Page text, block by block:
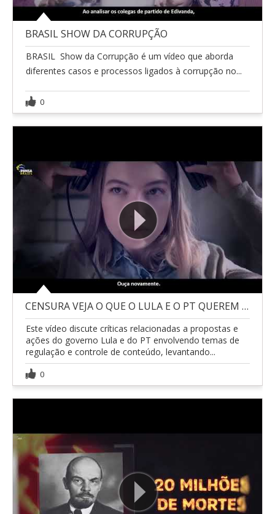
BRASIL SHOW DA CORRUPÇÃO
BRASIL  Show da Corrupção é um vídeo que aborda
diferentes casos e processos ligados à corrupção no...
0
CENSURA VEJA O QUE O LULA E O PT QUEREM FAZER COM
Este vídeo discute críticas relacionadas a propostas e
ações do governo Lula e do PT envolvendo temas de
regulação e controle de conteúdo, levantando...
0